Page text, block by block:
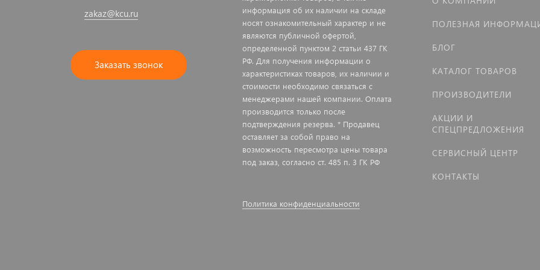
zakaz@kcu.ru
Заказать звонок
информация об их наличии на складе
носят ознакомительный характер и не
являются публичной офертой,
определенной пунктом 2 статьи 437 ГК
РФ. Для получения информации о
характеристиках товаров, их наличии и
стоимости необходимо связаться с
менеджерами нашей компании. Оплата
производится только после
подтверждения резерва. * Продавец
оставляет за собой право на
возможность пересмотра цены товара
под заказ, согласно ст. 485 п. 3 ГК РФ
Политика конфиденциальности
ПОЛЕЗНАЯ
БЛОГ
КАТАЛОГ ТОВАРОВ
ПРОИЗВОДИТЕЛИ
АКЦИИ И
СПЕЦПРЕДЛОЖЕНИЯ
СЕРВИСНЫЙ ЦЕНТР
КОНТАКТЫ